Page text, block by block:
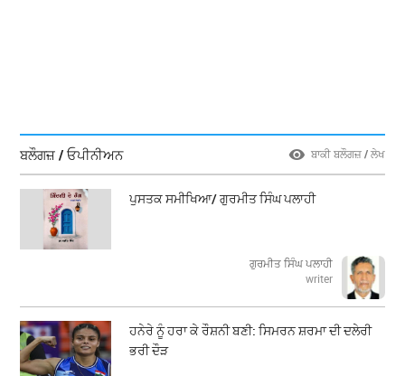
ਬਲੌਗਜ਼ / ਓਪੀਨੀਅਨ ਬਾਕੀ ਬਲੌਗਜ਼ / ਲੇਖ
ਪੁਸਤਕ ਸਮੀਖਿਆ/ ਗੁਰਮੀਤ ਸਿੰਘ ਪਲਾਹੀ
ਗੁਰਮੀਤ ਸਿੰਘ ਪਲਾਹੀ
writer
ਹਨੇਰੇ ਨੂੰ ਹਰਾ ਕੇ ਰੌਸ਼ਨੀ ਬਣੀ: ਸਿਮਰਨ ਸ਼ਰਮਾ ਦੀ ਦਲੇਰੀ
ਭਰੀ ਦੌੜ